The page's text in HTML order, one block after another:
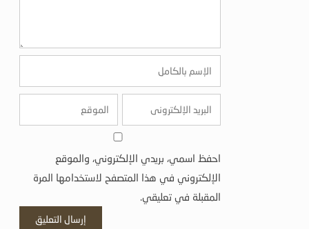
احفظ اسمي، بريدي الإلكتروني، والموقع
الإلكتروني في هذا المتصفح لاستخدامها المرة
المقبلة في تعليقي.